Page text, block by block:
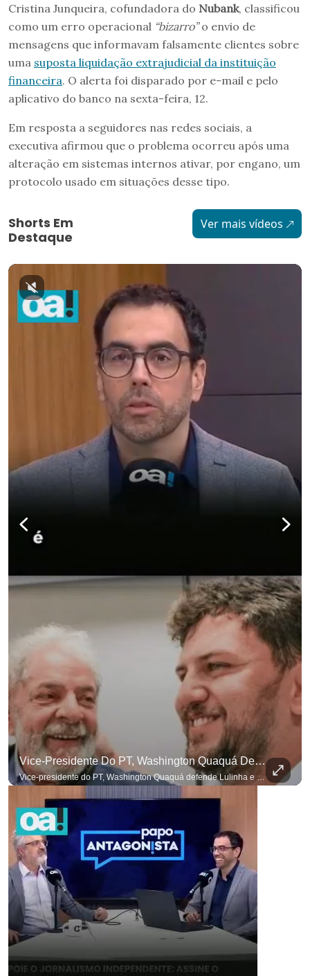
Cristina Junqueira, cofundadora do Nubank, classificou
como um erro operacional “bizarro”o envio de
mensagens que informavam falsamente clientes sobre
uma suposta liquidação extrajudicial da instituição
financeira. O alerta foi disparado por e-mail e pelo
aplicativo do banco na sexta-feira, 12.
Em resposta a seguidores nas redes sociais, a
executiva afirmou que o problema ocorreu após uma
alteração em sistemas internos ativar, por engano, um
protocolo usado em situações desse tipo.
Shorts Em
Destaque
Ver mais vídeos
Vice-Presidente Do PT, Washington Quaquá Defende Lulinha E Diz Que Ele Vive Em Condições Precárias
Vice-presidente do PT, Washington Quaquá defende Lulinha e diz que ele vive em condições espartanas na Espanha. #OAntagonista Se você busca informação com credibilidade, inscreva-se agora e ative o